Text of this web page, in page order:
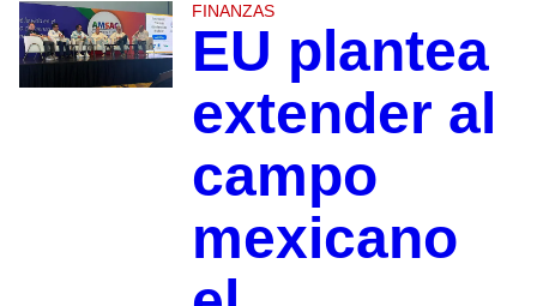
FINANZAS
EU plantea
extender al
campo
mexicano